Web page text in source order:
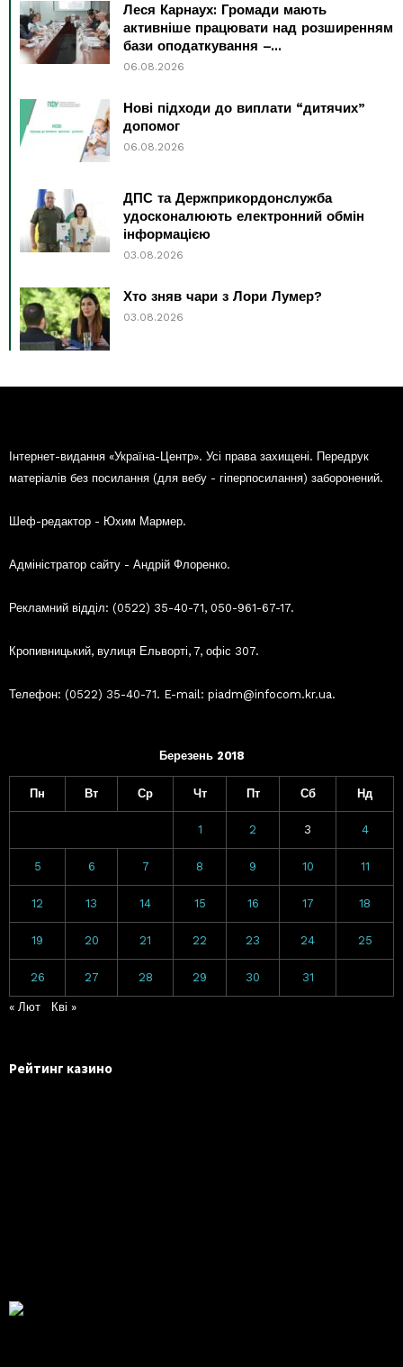
Леся Карнаух: Громади мають
активніше працювати над розширенням
бази оподаткування –...
06.08.2026
Нові підходи до виплати “дитячих”
допомог
06.08.2026
ДПС та Держприкордонслужба
удосконалюють електронний обмін
інформацією
03.08.2026
Хто зняв чари з Лори Лумер?
03.08.2026
Інтернет-видання «Україна-Центр». Усі права захищені. Передрук
матеріалів без посилання (для вебу - гіперпосилання) заборонений.
Шеф-редактор - Юхим Мармер.
Адміністратор сайту - Андрій Флоренко.
Рекламний відділ: (0522) 35-40-71, 050-961-67-17.
Кропивницький, вулиця Ельворті, 7, офіс 307.
Телефон: (0522) 35-40-71. E-mail: piadm@infocom.kr.ua.
Березень 2018
Пн Вт Ср Чт Пт Сб Нд
1 2 3 4
5 6 7 8 9 10 11
12 13 14 15 16 17 18
19 20 21 22 23 24 25
26 27 28 29 30 31
« Лют Кві »
Рейтинг казино